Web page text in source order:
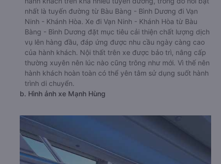
nhất là tuyến đường từ Bàu Bàng - Bình Dương đi Vạn
Ninh - Khánh Hòa. Xe đi Vạn Ninh - Khánh Hòa từ Bàu
Bàng - Bình Dương đặt mục tiêu cải thiện chất lượng dịch
vụ lên hàng đầu, đáp ứng được nhu cầu ngày càng cao
của hành khách. Nội thất trên xe được bảo trì, nâng cấp
thường xuyên nên lúc nào cũng trông như mới. Vì thế nên
hành khách hoàn toàn có thể yên tâm sử dụng suốt hành
trình di chuyển.
b. Hình ảnh xe Mạnh Hùng